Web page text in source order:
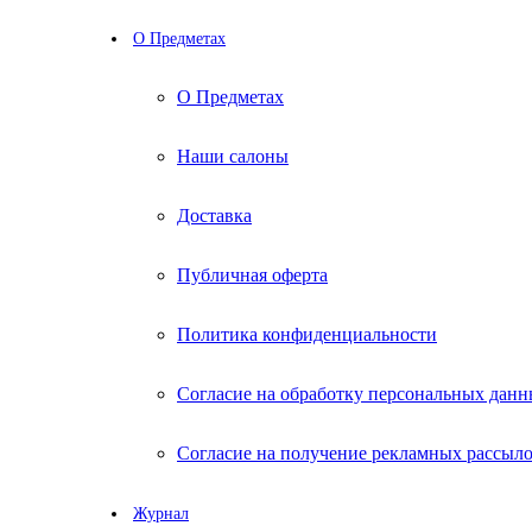
О Предметах
О Предметах
Наши салоны
Доставка
Публичная оферта
Политика конфиденциальности
Согласие на обработку персональных
Согласие на получение рекламных
Журнал